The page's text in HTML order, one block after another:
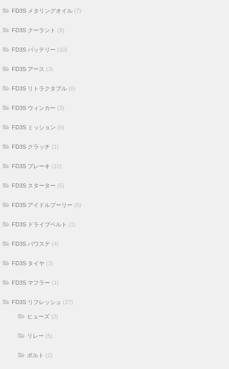
FD3S メタリングオイル (7)
FD3S クーラント (9)
FD3S バッテリー (10)
FD3S アース (3)
FD3S リトラクタブル (6)
FD3S ウィンカー (3)
FD3S ミッション (6)
FD3S クラッチ (1)
FD3S ブレーキ (10)
FD3S スターター (5)
FD3S アイドルプーリー (5)
FD3S ドライブベルト (1)
FD3S パワステ (4)
FD3S タイヤ (3)
FD3S マフラー (1)
FD3S リフレッシュ (27)
ヒューズ (2)
リレー (5)
ボルト (2)